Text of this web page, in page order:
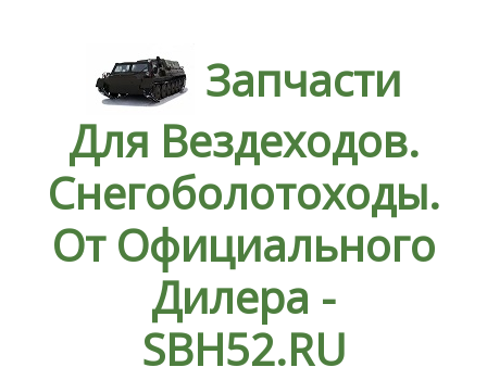
Запчасти
Для Вездеходов.
Снегоболотоходы.
От Официального
Дилера -
SBH52.RU